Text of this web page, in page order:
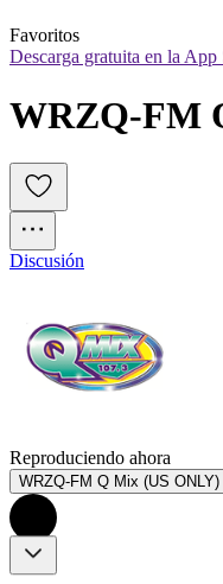
Favoritos
Descarga gratuita en la App
WRZQ-FM
Discusión
Reproduciendo ahora
WRZQ-FM Q Mix (US ONLY)